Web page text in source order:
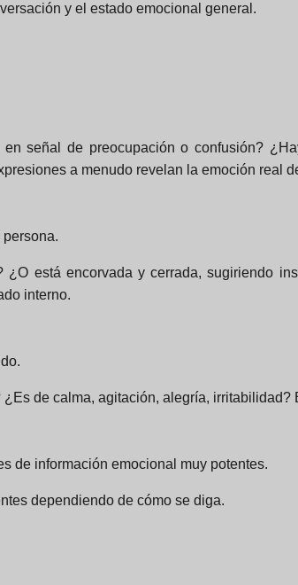
y el estado emocional general.
señal de preocupación o confusión?
a menudo revelan la emoción real
está encorvada y cerrada, sugiriendo
interno.
de calma, agitación, alegría, irritabilidad?
de información emocional muy potentes.
dependiendo de cómo se diga.